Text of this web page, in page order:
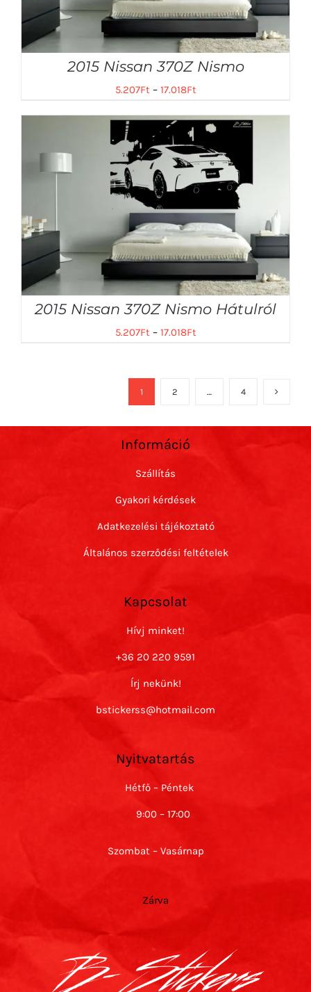
2015 Nissan 370Z Nismo
5.207Ft– 17.018Ft
2015 Nissan 370Z Nismo Hátulról
5.207Ft– 17.018Ft
1 2 … 4
Információ
Szállítás
Gyakori kérdések
Adatkezelési tájékoztató
Általános szerződési feltételek
Kapcsolat
Hívj minket!
+36 20 220 9591
Írj nekünk!
bstickerss@hotmail.com
Nyitvatartás
Hétfő – Péntek
9:00 – 17:00
Szombat – Vasárnap
Zárva